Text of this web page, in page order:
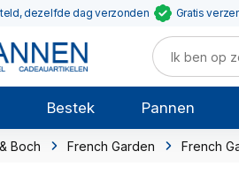
dezelfde dag verzonden Gratis
Bestek Pannen
Boch French Garden French